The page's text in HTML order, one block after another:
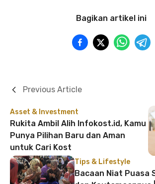
Bagikan artikel ini
Asset & Investment
Rukita Ambil Alih Infokost.id, Kamu
Punya Pilihan Baru dan Aman
untuk Cari Kost
Previous Article
Tips & Lifestyle
Bacaan Niat Puasa